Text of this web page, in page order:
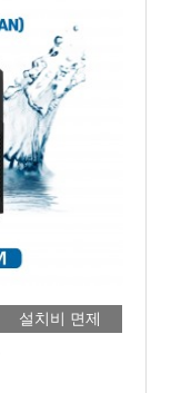
설치비 면제